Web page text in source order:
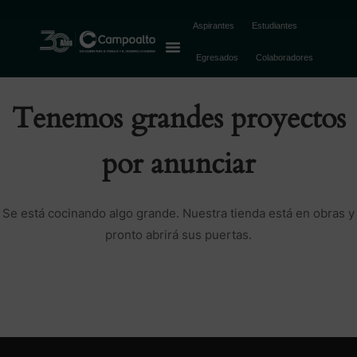
Aspirantes Estudiantes
Egresados Colaboradores
Tenemos grandes proyectos
por anunciar
Se está cocinando algo grande. Nuestra tienda está en obras y
pronto abrirá sus puertas.